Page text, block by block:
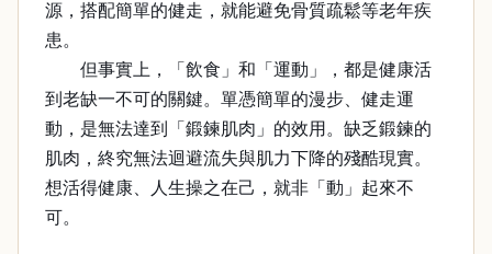
源，搭配簡單的健走，就能避免骨質疏鬆等老年疾
患。
但事實上，「飲食」和「運動」，都是健康活
到老缺一不可的關鍵。單憑簡單的漫步、健走運
動，是無法達到「鍛鍊肌肉」的效用。缺乏鍛鍊的
肌肉，終究無法迴避流失與肌力下降的殘酷現實。
想活得健康、人生操之在己，就非「動」起來不
可。